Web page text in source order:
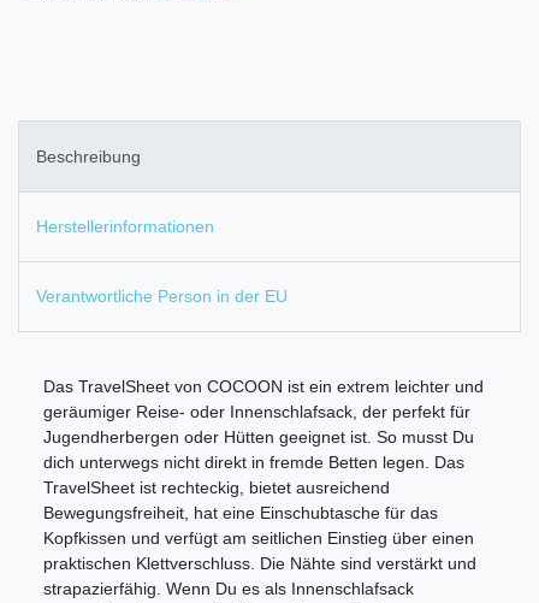
Beschreibung
Herstellerinformationen
Verantwortliche Person in der EU
Das TravelSheet von COCOON ist ein extrem leichter und
geräumiger Reise- oder Innenschlafsack, der perfekt für
Jugendherbergen oder Hütten geeignet ist. So musst Du
dich unterwegs nicht direkt in fremde Betten legen. Das
TravelSheet ist rechteckig, bietet ausreichend
Bewegungsfreiheit, hat eine Einschubtasche für das
Kopfkissen und verfügt am seitlichen Einstieg über einen
praktischen Klettverschluss. Die Nähte sind verstärkt und
strapazierfähig. Wenn Du es als Innenschlafsack